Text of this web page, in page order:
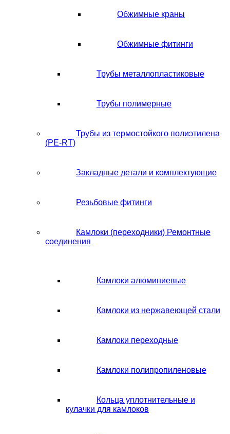
Обжимные краны
Обжимные фитинги
Трубы металлопластиковые
Трубы полимерные
Трубы из термостойкого полиэтилена
(PE-RT)
Закладные детали и комплектующие
Резьбовые фитинги
Камлоки (переходники) Ремонтные
соединения
Камлоки алюминиевые
Камлоки из нержавеющей стали
Камлоки переходные
Камлоки полипропиленовые
Кольца уплотнительные и
кулачки для камлоков